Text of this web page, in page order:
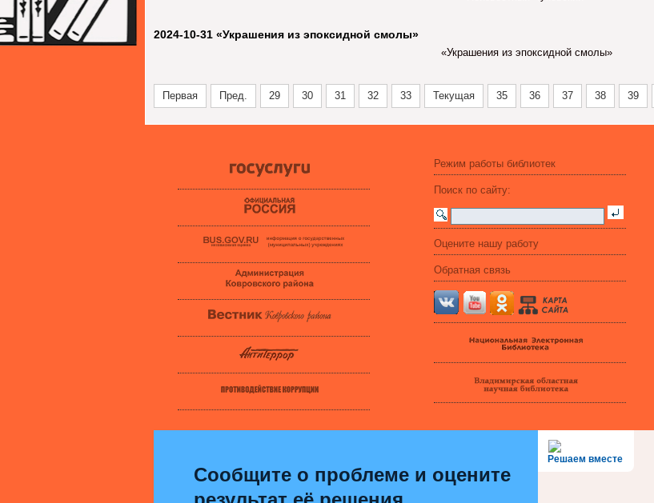
2024-10-31 «Украшения из эпоксидной смолы»
«Украшения из эпоксидной смолы»
Первая Пред. 29 30 31 32 33 Текущая 35 36 37 38 39
Режим работы библиотек
Поиск по сайту:
Оцените нашу работу
Обратная связь
Решаем вместе
Сообщите о проблеме и оцените